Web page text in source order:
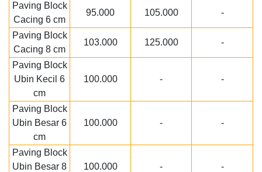
Paving Block
Cacing 6 cm
95.000 105.000 -
Paving Block
Cacing 8 cm
103.000 125.000 -
Paving Block
Ubin Kecil 6
cm
100.000 - -
Paving Block
Ubin Besar 6
cm
100.000 - -
Paving Block
Ubin Besar 8
100.000 - -